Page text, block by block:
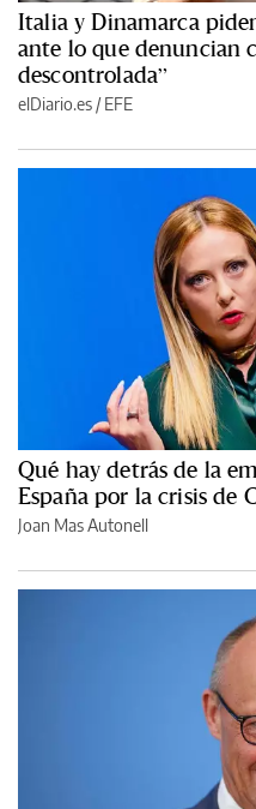
Italia y Dinamarca
ante lo que denuncian
descontrolada”
elDiario.es /EFE
Qué hay detrás de la
España por la crisis de
Joan Mas Autonell